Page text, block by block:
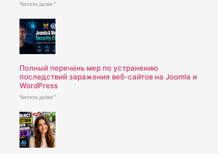
Читать далее "
Полный перечень мер по устранению
последствий заражения веб-сайтов на Joomla и
WordPress
Читать далее "